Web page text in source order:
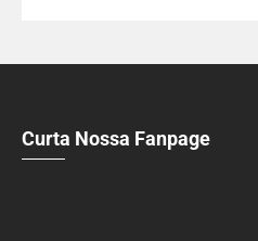
Curta Nossa Fanpage